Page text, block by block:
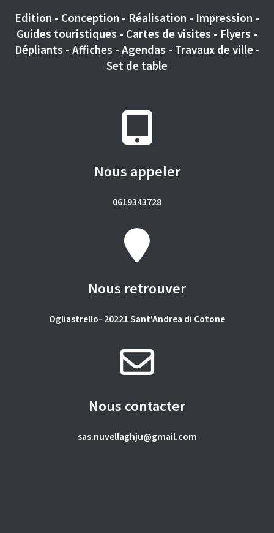
Edition - Conception - Réalisation - Impression -
Guides touristiques - Cartes de visites - Flyers -
Dépliants - Affiches - Agendas - Travaux de ville -
Set de table
Nous appeler
0619343728
Nous retrouver
Ogliastrello- 20221 Sant'Andrea di Cotone
Nous contacter
sas.nuvellaghju@gmail.com